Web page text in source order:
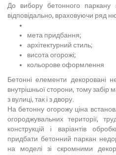
До вибору бетонного паркану
відповідально, враховуючи ряд
мета придбання;
архітектурний стиль;
висота огорожі;
кольорове оформлення
Бетонні елементи декоровані
внутрішньої сторони, тому забір
з вулиці, так і з двору.
На бетонну огорожу ціна
огороджувальних території,
конструкцій і варіантів
придбати бетонний паркан
на моделі зі скромними